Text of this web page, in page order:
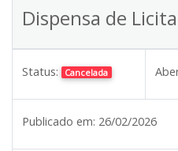
Dispensa de
Status: Cancelada
Publicado em: 26/02/2026